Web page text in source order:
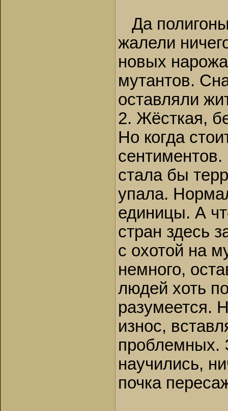
Да
жалели
новых
мутантов.
оставляли
2. Жёсткая,
Но когда
стала бы
упала.
единицы. А
стран здесь
с охотой на
немного,
людей хоть
разумеется.
износ,
проблемных.
научились,
почка